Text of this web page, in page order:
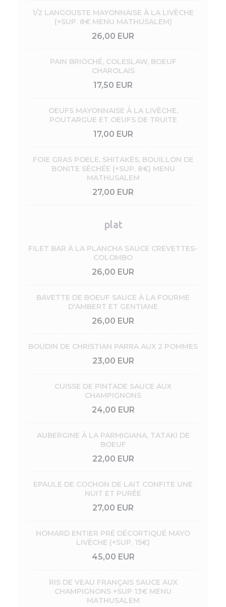
1/2 LANGOUSTE MAYONNAISE À LA LIVÈCHE
(+SUP. 8€ MENU MATHUSALEM)
26,00 EUR
PAIN BRIOCHÉ, COLESLAW, BOEUF
CHAROLAIS
17,50 EUR
OEUFS MAYONNAISE À LA LIVÈCHE,
POUTARGUE ET OEUFS DE TRUITE
17,00 EUR
FOIE GRAS POELE, SHITAKÉS, BOUILLON DE
BONITE SÉCHÉE (+SUP. 8€) MENU
MATHUSALEM
27,00 EUR
plat
FILET BAR À LA PLANCHA SAUCE CREVETTES-
COLOMBO
26,00 EUR
BAVETTE DE BOEUF SAUCE À LA FOURME
D'AMBERT ET GENTIANE
26,00 EUR
BOUDIN DE CHRISTIAN PARRA AUX 2 POMMES
23,00 EUR
CUISSE DE PINTADE SAUCE AUX
CHAMPIGNONS
24,00 EUR
AUBERGINE À LA PARMIGIANA, TATAKI DE
BOEUF
22,00 EUR
EPAULE DE COCHON DE LAIT CONFITE UNE
NUIT ET PURÉE
27,00 EUR
HOMARD ENTIER PRÉ DÉCORTIQUÉ MAYO
LIVÈCHE (+SUP. 15€)
45,00 EUR
RIS DE VEAU FRANÇAIS SAUCE AUX
CHAMPIGNONS +SUP 13€ MENU
MATHUSALEM